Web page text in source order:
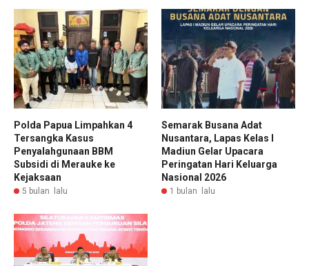
Polda Papua Limpahkan 4
Tersangka Kasus
Penyalahgunaan BBM
Subsidi di Merauke ke
Kejaksaan
5 bulan lalu
Semarak Busana Adat
Nusantara, Lapas Kelas I
Madiun Gelar Upacara
Peringatan Hari Keluarga
Nasional 2026
1 bulan lalu